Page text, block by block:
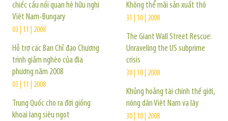
chiếc cầu nối quan hệ hữu nghị
Việt Nam-Bungary
03 | 11 | 2008
Hỗ trợ các Ban Chỉ đạo Chương
trình giảm nghèo của địa
phương năm 2008
03 | 11 | 2008
Trung Quốc cho ra đời giống
khoai lang siêu ngọt
Không thể mãi sản xuất thô
31 | 10 | 2008
The Giant Wall Street Rescue:
Unraveling the US subprime
crisis
30 | 10 | 2008
Khủng hoảng tài chính thế giới,
nông dân Việt Nam vạ lây
30 | 10 | 2008